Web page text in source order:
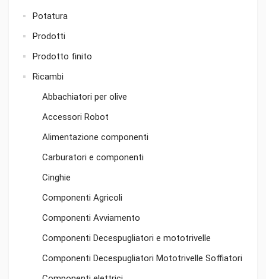
Potatura
Prodotti
Prodotto finito
Ricambi
Abbachiatori per olive
Accessori Robot
Alimentazione componenti
Carburatori e componenti
Cinghie
Componenti Agricoli
Componenti Avviamento
Componenti Decespugliatori e mototrivelle
Componenti Decespugliatori Mototrivelle Soffiatori